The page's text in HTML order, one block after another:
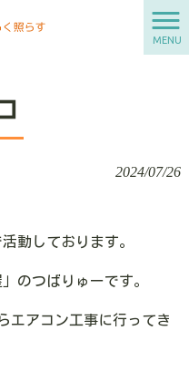
MENU
2024/07/26
動しております。
のつばりゅーです。
エアコン工事に行ってき